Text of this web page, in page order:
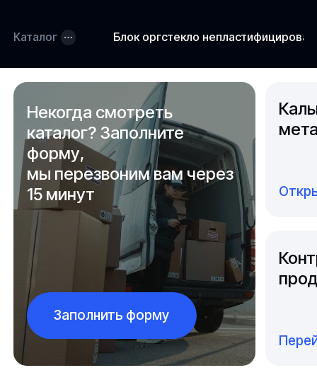
Каталог Блок оргстекло
Некогда смотреть
каталог? Заполните
форму,
мы перезвоним вам через
15 минут
Заполнить форму